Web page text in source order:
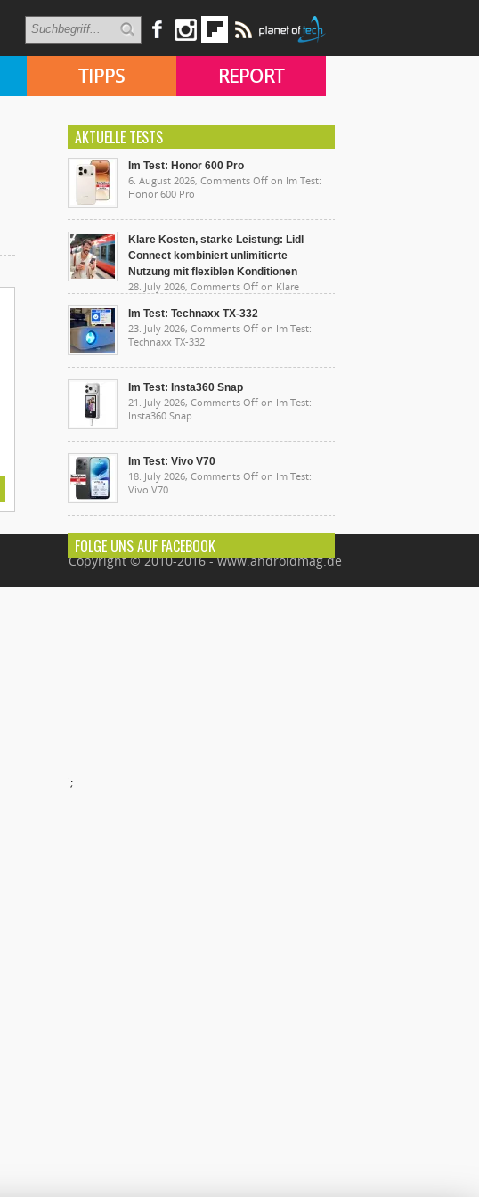
TIPPS REPORT
AKTUELLE TESTS
Im Test: Honor 600 Pro
6. August 2026, Comments Off on Im Test:
Honor 600 Pro
Klare Kosten, starke Leistung: Lidl
Connect kombiniert unlimitierte
Nutzung mit flexiblen Konditionen
28. July 2026, Comments Off on Klare
unlimitierte Nutzung mit flexiblen Konditionen
Im Test: Technaxx TX-332
23. July 2026, Comments Off on Im Test:
Technaxx TX-332
Im Test: Insta360 Snap
21. July 2026, Comments Off on Im Test:
Insta360 Snap
Im Test: Vivo V70
18. July 2026, Comments Off on Im Test:
Vivo V70
FOLGE UNS AUF FACEBOOK
';
Copyright © 2010-2016 - www.androidmag.de